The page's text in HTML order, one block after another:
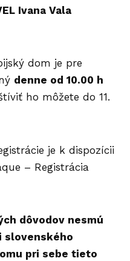
Ivana Vala
dom je pre
denne od 10.00 h
ho môžete do 11.
je k dispozícii
– Registrácia
dôvodov nesmú
slovenského
pri sebe tieto